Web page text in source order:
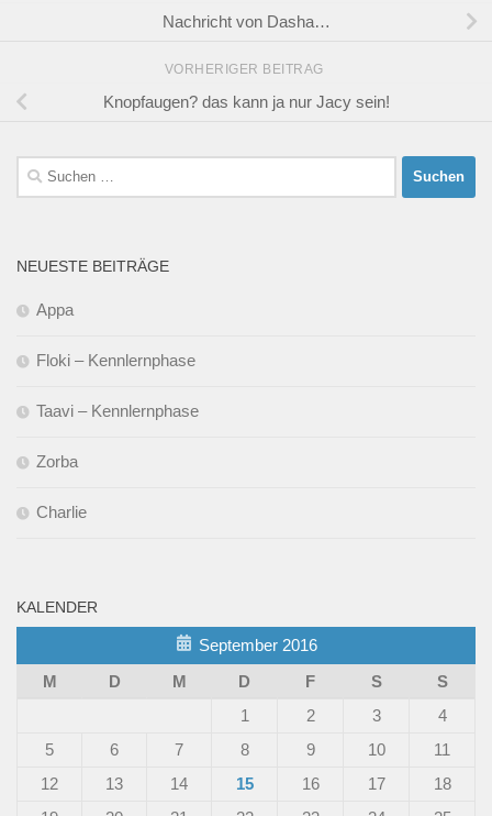
Nachricht von Dasha…
VORHERIGER BEITRAG
Knopfaugen? das kann ja nur Jacy sein!
Suchen
nach:
NEUESTE BEITRÄGE
Appa
Floki – Kennlernphase
Taavi – Kennlernphase
Zorba
Charlie
KALENDER
September 2016
M
D M D F S
S
1
2 3
4
5
6 7 8 9 10
11
12
13 14 15 16 17
18